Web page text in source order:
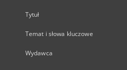
Tytuł
Temat i słowa kluczowe
Wydawca